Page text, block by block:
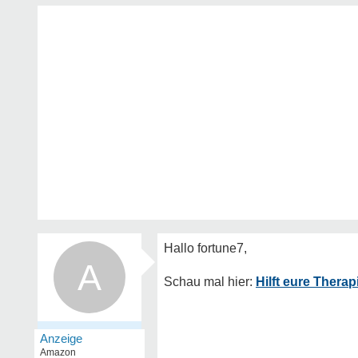
A Hilft eure